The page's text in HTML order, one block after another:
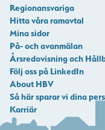
Regionansvariga
Hitta våra ramavtal
Mina sidor
På- och avanmälan
Årsredovisning och
Följ oss på LinkedIn
About HBV
Så här sparar vi dina
Karriär